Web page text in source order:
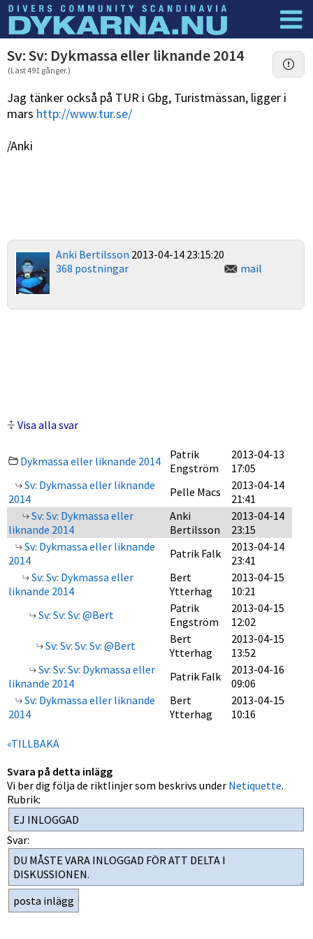
Dyknyheter Logga in
Sv: Sv: Dykmassa eller liknande 2014
(Läst 491 gånger.)
Jag tänker också på TUR i Gbg, Turistmässan, ligger i
mars http://www.tur.se/
/Anki
Anki Bertilsson 2013-04-14 23:15:20
368 postningar
mail
Visa alla svar
Dykmassa eller liknande 2014
Patrik
Engström
2013-04-13
17:05
Sv: Dykmassa eller liknande
2014
Pelle Macs
2013-04-14
21:41
Sv: Sv: Dykmassa eller
liknande 2014
Anki
Bertilsson
2013-04-14
23:15
Sv: Dykmassa eller liknande
2014
Patrik Falk
2013-04-14
23:41
Sv: Sv: Dykmassa eller
liknande 2014
Bert
Ytterhag
2013-04-15
10:21
Sv: Sv: Sv: @Bert
Patrik
Engström
2013-04-15
12:02
Sv: Sv: Sv: Sv: @Bert
Bert
Ytterhag
2013-04-15
13:52
Sv: Sv: Sv: Dykmassa eller
liknande 2014
Patrik Falk
2013-04-16
09:06
Sv: Dykmassa eller liknande
2014
Bert
Ytterhag
2013-04-15
10:16
«TILLBAKA
Svara på detta inlägg
Vi ber dig följa de riktlinjer som beskrivs under Netiquette.
Rubrik:
Svar: